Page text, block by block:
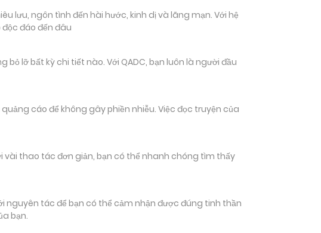
lưu, ngôn tình đến hài hước, kinh dị và lãng mạn. Với hệ
đáo đến đâu
lỡ bất kỳ chi tiết nào. Với QADC, bạn luôn là người đầu
cáo để không gây phiền nhiễu. Việc đọc truyện của
vài thao tác đơn giản, bạn có thể nhanh chóng tìm thấy
tác để bạn có thể cảm nhận được đúng tinh thần
bạn.